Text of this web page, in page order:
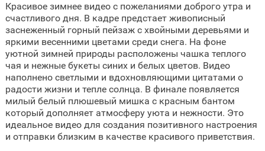
Красивое зимнее видео с пожеланиями доброго утра и
счастливого дня. В кадре предстает живописный
заснеженный горный пейзаж с хвойными деревьями и
яркими весенними цветами среди снега. На фоне
уютной зимней природы расположены чашка теплого
чая и нежные букеты синих и белых цветов. Видео
наполнено светлыми и вдохновляющими цитатами о
радости жизни и тепле солнца. В финале появляется
милый белый плюшевый мишка с красным бантом
который дополняет атмосферу уюта и нежности. Это
идеальное видео для создания позитивного настроения
и отправки близким в качестве красивого приветствия.